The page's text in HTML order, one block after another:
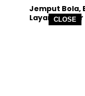
CLOSE
Jemput Bola,
Layani